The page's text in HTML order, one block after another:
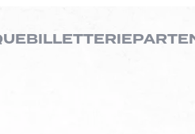
BILLETTERIE